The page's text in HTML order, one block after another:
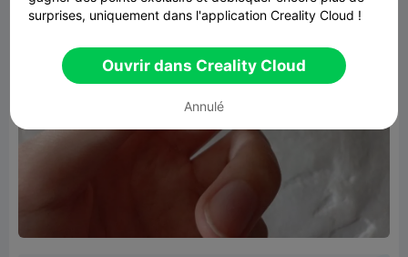
surprises, uniquement dans l'application Creality Cloud !
Ouvrir dans Creality Cloud
Annulé